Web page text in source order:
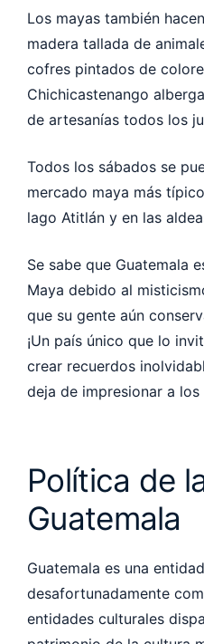
Los mayas también
madera tallada de
cofres pintados de
Chichicastenango
de artesanías todos los
Todos los sábados se
mercado maya más
lago Atitlán y en las
Se sabe que Guatemala
Maya debido al
que su gente aún
¡Un país único que lo
crear recuerdos
deja de impresionar a los
Política de
Guatemala
Guatemala es una
desafortunadamente
entidades culturales